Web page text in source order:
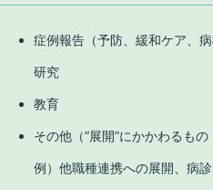
症例報告（予防、緩和ケア、
研究
教育
その他（”展開”にかかわるも
例）他職種連携への展開、病